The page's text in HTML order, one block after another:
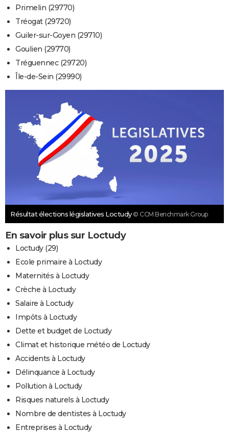
Primelin (29770)
Tréogat (29720)
Guiler-sur-Goyen (29710)
Goulien (29770)
Tréguennec (29720)
Île-de-Sein (29990)
Résultat élections législatives Loctudy © CCM Benchmark Group
En savoir plus sur Loctudy
Loctudy (29)
Ecole primaire à Loctudy
Maternités à Loctudy
Crèche à Loctudy
Salaire à Loctudy
Impôts à Loctudy
Dette et budget de Loctudy
Climat et historique météo de Loctudy
Accidents à Loctudy
Délinquance à Loctudy
Pollution à Loctudy
Risques naturels à Loctudy
Nombre de dentistes à Loctudy
Entreprises à Loctudy